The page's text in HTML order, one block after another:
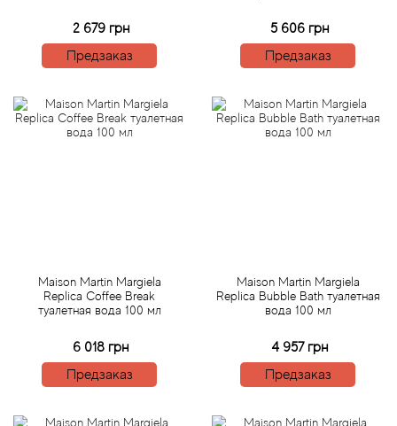
2 679 грн
Предзаказ
5 606 грн
Предзаказ
Maison Martin Margiela
Replica Coffee Break
туалетная вода 100 мл
6 018 грн
Предзаказ
Maison Martin Margiela
Replica Bubble Bath туалетная
вода 100 мл
4 957 грн
Предзаказ
Atkinsons
Au Pays de la Fleur d’Oranger
Baldessarini
Balenciaga